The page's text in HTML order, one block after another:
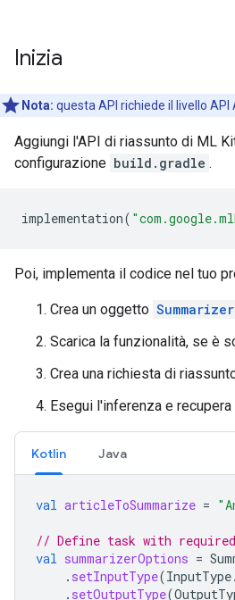
Inizia
Nota: questa API richiede il livello API
Aggiungi l'API di riassunto di ML
configurazione build.gradle .
implementation(
Poi, implementa il codice nel tuo
Crea un oggetto Summarizer
Scarica la funzionalità, se è
Crea una richiesta di
Esegui l'inferenza e
Kotlin Java
val articleToSummarize =
// Define task with
val summarizerOptions =
. setInputType(InputType.
. setOutputType(